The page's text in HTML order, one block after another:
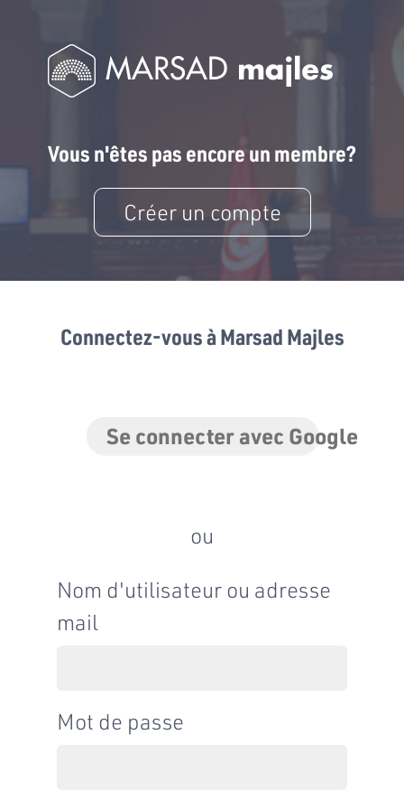
Vous n'êtes pas encore un membre?
Créer un compte
Connectez-vous à Marsad Majles
Se connecter avec Google
ou
Nom d'utilisateur ou adresse
mail
Mot de passe